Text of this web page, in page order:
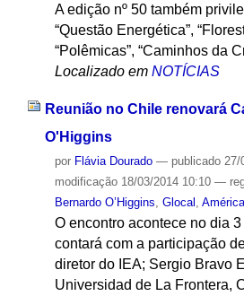
A edição nº 50 também
“Questão Energética”,
“Polêmicas”, “Caminhos da
Localizado em NOTÍCIAS
Reunião no Chile renovará
O'Higgins
por Flávia Dourado — publicado27/
modificação18/03/2014 10:10 —
Bernardo O’Higgins, Glocal ,
O encontro acontece no dia
contará com a participação
diretor do IEA; Sergio Bravo
Universidad de La Frontera,